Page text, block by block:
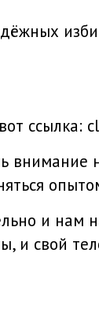
ссылка:
внимание
и
и свой